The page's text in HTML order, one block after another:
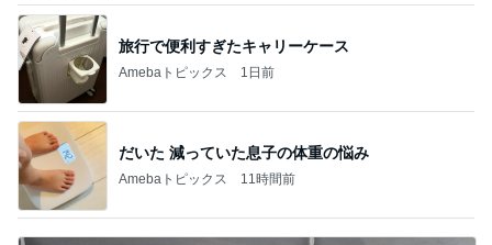
旅行で便利すぎたキャリーケース
Amebaトピックス 1日前
だいた 減っていた息子の体重の悩み
Amebaトピックス 11時間前